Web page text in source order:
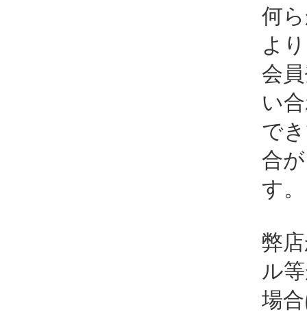
何
よ
会
い
で
合
す。
弊
ル
場